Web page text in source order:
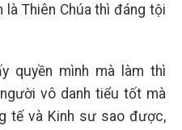
là Thiên Chúa thì đáng tội
quyền mình mà làm thì
vô danh tiểu tốt mà
tế và Kinh sư sao được,